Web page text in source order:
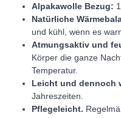
Alpakawolle Bezug:
Natürliche
und kühl, wenn es
Atmungsaktiv und
Körper die ganze
Temperatur.
Leicht und dennoch
Jahreszeiten.
Pflegeleicht.